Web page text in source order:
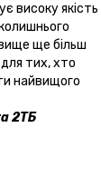
високу якість
ще більш
тих, хто
найвищого
2ТБ